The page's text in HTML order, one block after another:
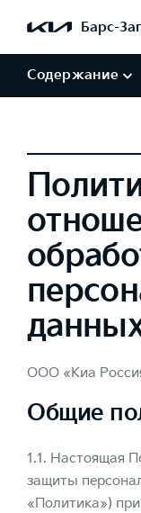
Барс-
Содержание
Авторские
ООО «Киа
Общие
1.1. Настоящая
защиты
«Политика»)